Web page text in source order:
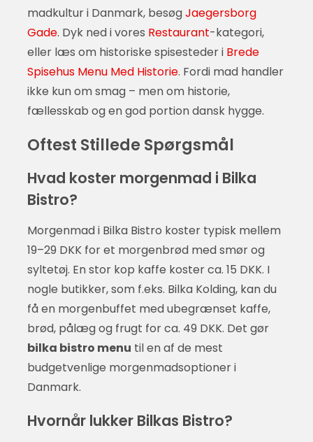
madkultur i Danmark, besøgJaegersborg
Gade. Dyk ned i vores Restaurant-kategori,
eller læs om historiske spisesteder i Brede
Spisehus Menu Med Historie. Fordi mad handler
ikke kun om smag – men om historie,
fællesskab og en god portion dansk hygge.
Oftest Stillede Spørgsmål
Hvad koster morgenmad i Bilka
Bistro?
Morgenmad i Bilka Bistro koster typisk mellem
19–29 DKK for et morgenbrød med smør og
syltetøj. En stor kop kaffe koster ca. 15 DKK. I
nogle butikker, som f.eks. Bilka Kolding, kan du
få en morgenbuffet med ubegrænset kaffe,
brød, pålæg og frugt for ca. 49 DKK. Det gør
bilka bistro menu til en af de mest
budgetvenlige morgenmadsoptioner i
Danmark.
Hvornår lukker Bilkas Bistro?